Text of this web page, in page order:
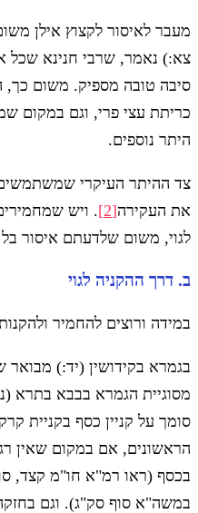
מעבר לאיסור לקצוץ אילן
צא:) נאמר, שרבי חנינא שכל
סיבה טובה מספיק. משום כך,
כריתת עצי פרי, וגם במקום
היתר נוספים.
צד ההיתר העיקרי
את העקירה[2]
. ויש
לגוי, משום שלדעתם איסור
ב. דרך ההקניה לגוי
במידה ורוצים להחמיר
בגמרא בקידושין (יד:) מבואר
מסוגיית הגמרא בבבא בתרא
סומך על קניין כסף בקניית
הראשונים, אם במקום שאין
בכסף (ראו רמ"א חו"מ קצד,
במשה"א סוף סק"ג). וגם